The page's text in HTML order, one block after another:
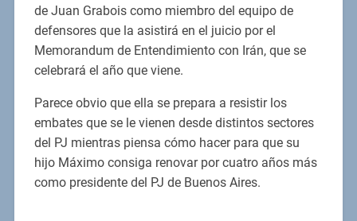
de Juan Grabois como miembro del equipo de
defensores que la asistirá en el juicio por el
Memorandum de Entendimiento con Irán, que se
celebrará el año que viene.
Parece obvio que ella se prepara a resistir los
embates que se le vienen desde distintos sectores
del PJ mientras piensa cómo hacer para que su
hijo Máximo consiga renovar por cuatro años más
como presidente del PJ de Buenos Aires.